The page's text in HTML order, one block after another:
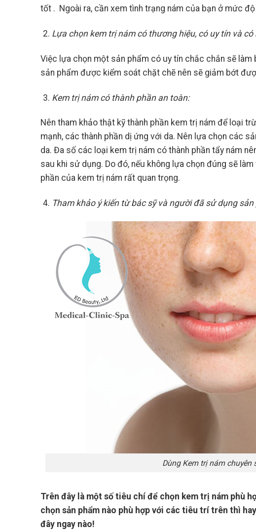
tốt . Ngoài ra, cần xem tình trạng nám của bạn ở mức
Lựa chọn kem trị nám có thương hiệu, có uy tín và
Việc lựa chọn một sản phẩm có uy tín chắc chắn sẽ
sản phẩm được kiểm soát chặt chẽ nên sẽ giảm bớt
Kem trị nám có thành phần an toàn:
Nên tham khảo thật kỹ thành phần kem trị nám để loại
mạnh, các thành phần dị ứng với da. Nên lựa chọn các
da. Đa số các loại kem trị nám có thành phần tẩy nám
sau khi sử dụng. Do đó, nếu không lựa chọn đúng sẽ
phần của kem trị nám rất quan trọng.
Tham khảo ý kiến từ bác sỹ và người đã sử dụng sản
Dùng Kem trị nám
Trên đây là một số tiêu chí để chọn kem trị nám phù
chọn sản phẩm nào phù hợp với các tiêu trí trên thì
đây ngay nào!